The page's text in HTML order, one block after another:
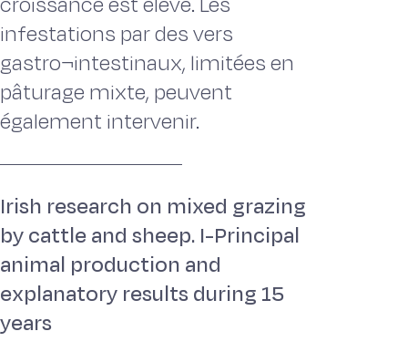
infestations par des vers
gastro¬intestinaux, limitées en
pâturage mixte, peuvent
également intervenir.
Irish research on mixed grazing
by cattle and sheep. I-Principal
animal production and
explanatory results during 15
years